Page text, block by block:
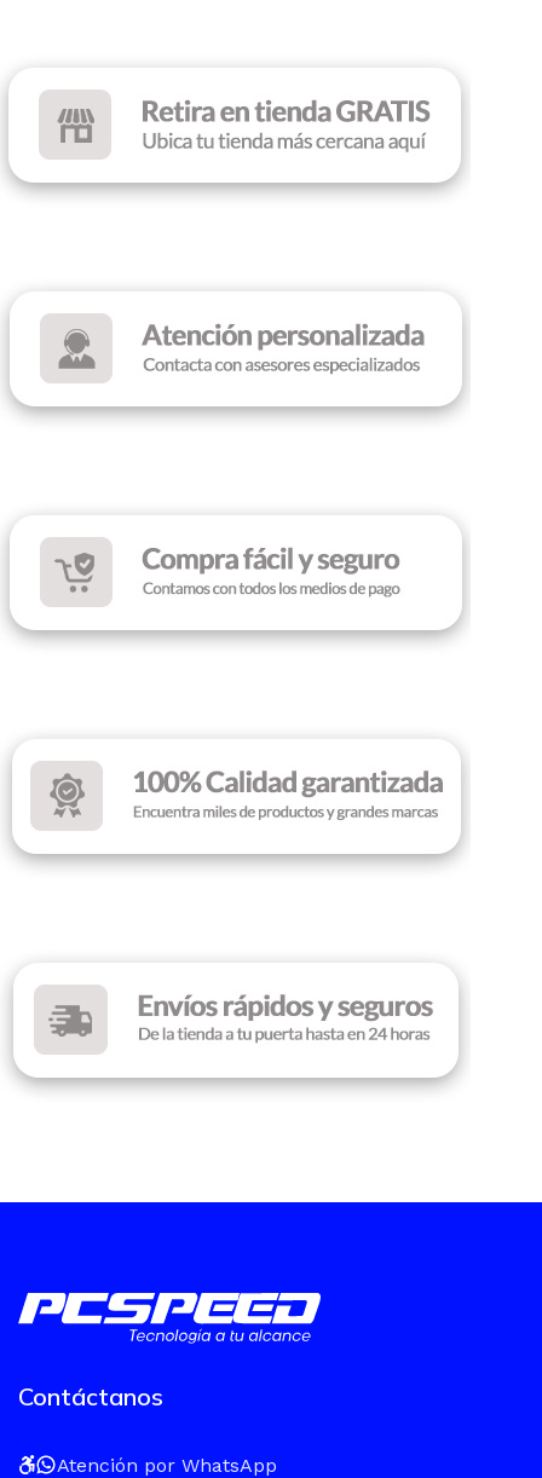
Contáctanos
Atención por WhatsApp